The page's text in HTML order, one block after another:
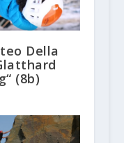
Della
(8b)